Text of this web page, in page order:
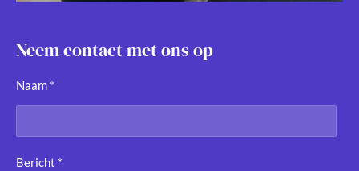
Neem contact met ons op
Naam *
Bericht *